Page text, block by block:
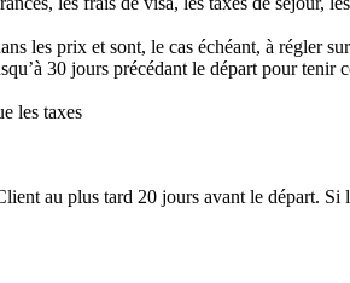
les prix et sont, le cas échéant, à régler
30 jours précédant le départ pour tenir
les taxes
au plus tard 20 jours avant le départ.